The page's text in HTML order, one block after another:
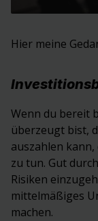
Hier meine
Wenn du bereit
überzeugt bist,
auszahlen
zu tun. Gut
Risiken
mittelmäßiges
machen.